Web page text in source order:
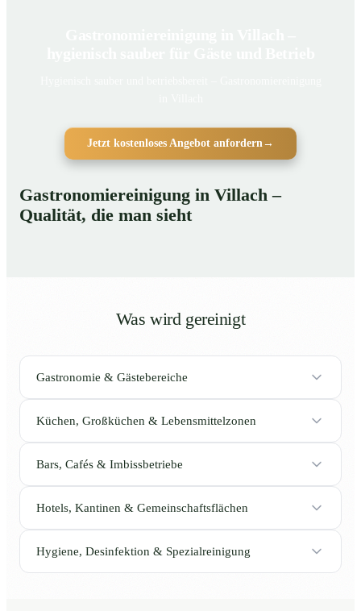
Jetzt kostenloses Angebot anfordern→
Gastronomiereinigung in Villach –
Qualität, die man sieht
Was wird gereinigt
Gastronomie & Gästebereiche
Küchen, Großküchen & Lebensmittelzonen
Bars, Cafés & Imbissbetriebe
Hotels, Kantinen & Gemeinschaftsflächen
Hygiene, Desinfektion & Spezialreinigung